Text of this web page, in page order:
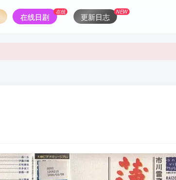
在线日剧
在线
更新日志
NEW